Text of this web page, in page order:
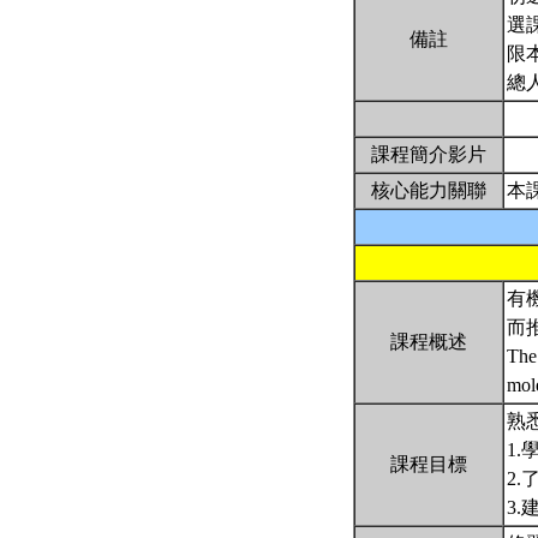
備註
選
限
總
課程簡介影片
核心能力關聯
本
課程概述
有
而
課程目標
熟
1.
2.
3.